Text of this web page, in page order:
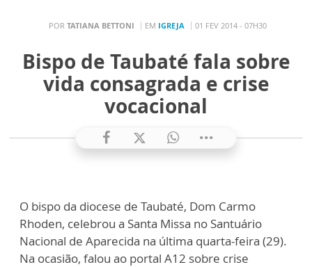
POR TATIANA BETTONI EM IGREJA 01 FEV 2014 - 07H30
Bispo de Taubaté fala sobre
vida consagrada e crise
vocacional
O bispo da diocese de Taubaté, Dom Carmo
Rhoden, celebrou a Santa Missa no Santuário
Nacional de Aparecida na última quarta-feira (29).
Na ocasião, falou ao portal A12 sobre crise